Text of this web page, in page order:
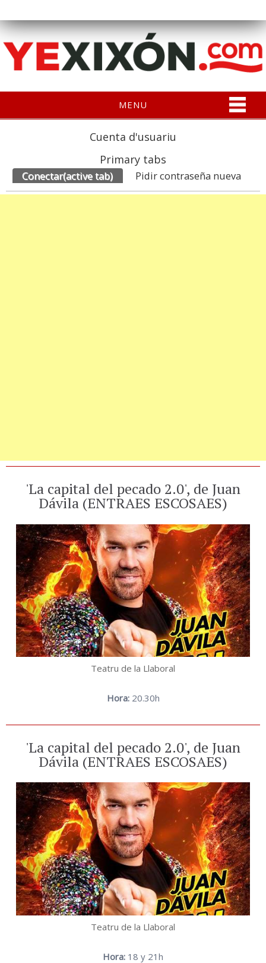
MENU
Cuenta d'usuariu
Primary tabs
Conectar(active tab) Pidir contraseña nueva
'La capital del pecado 2.0', de Juan
Dávila (ENTRAES ESCOSAES)
Teatru de la Llaboral
Hora:20.30h
'La capital del pecado 2.0', de Juan
Dávila (ENTRAES ESCOSAES)
Teatru de la Llaboral
Hora: 18 y 21h